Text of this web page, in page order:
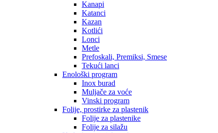
Kanapi
Katanci
Kazan
Kotlići
Lonci
Metle
Prefoskali, Premiksi, Smese
Tekući lanci
Enološki program
Inox burad
Muljače za voće
Vinski program
Folije, prostirke za plastenik
Folije za plastenike
Folije za silažu